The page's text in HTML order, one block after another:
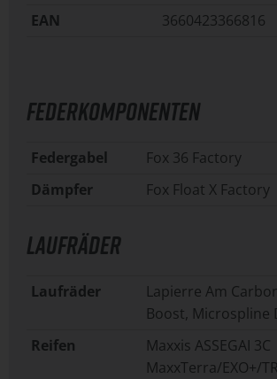
EAN
3660423366816
FEDERKOMPONENTEN
Federgabel
Fox 36 Factory
Dämpfer
Fox Float X Factory
LAUFRÄDER
Laufräder
Lapierre Am
Boost, Microspline
Reifen
Maxxis ASSEGAI 3C
MaxxTerra/EXO+/